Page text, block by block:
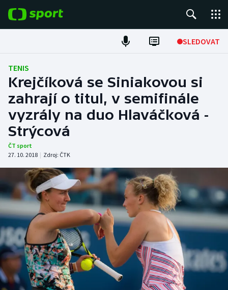
SLEDOVAT
ME v atletice
ME v plavání
Fotbal
Hokej
DALŠÍ SPORTY
Americký fotbal
Atletika
Baseball a softbal
Basketbal
NEPŘEHLÉDNĚTE
Soutěže
Historické návraty
Aplikace ČT sport
TENIS
Krejčíková se Siniakovou si
zahrají o titul, v semifinále
vyzrály na duo Hlaváčková -
Strýcová
ČT sport
27. 10. 2018 | Zdroj: ČTK